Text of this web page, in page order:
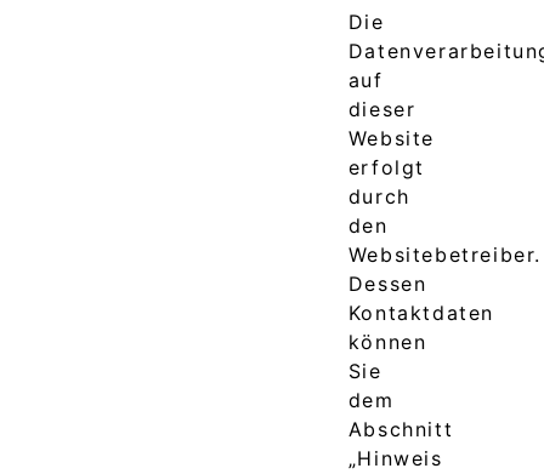
Die
auf
dieser
Website
erfolgt
durch
den
Websitebetreiber.
Dessen
Kontaktdaten
können
Sie
dem
Abschnitt
„Hinweis